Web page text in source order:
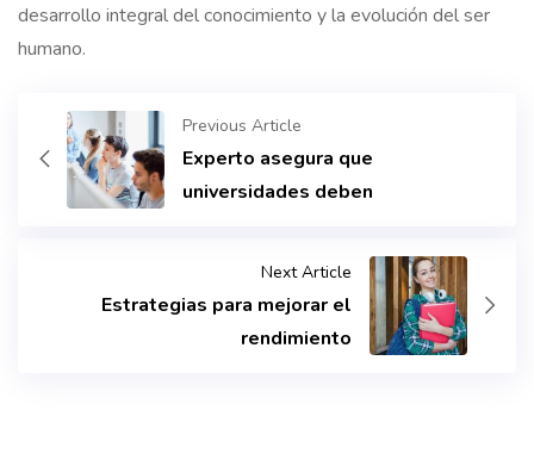
desarrollo integral del conocimiento y la evolución del ser
humano.
Previous Article
Experto asegura que
universidades deben
Next Article
Estrategias para mejorar el
rendimiento